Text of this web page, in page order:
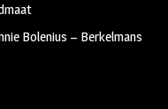
Bolenius – Berkelmans